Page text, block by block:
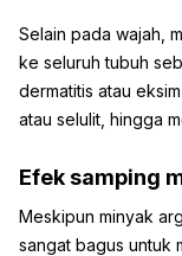
Selain pada wajah,
ke seluruh tubuh
dermatitis atau
atau selulit, hingga
Efek samping
Meskipun minyak
sangat bagus untuk